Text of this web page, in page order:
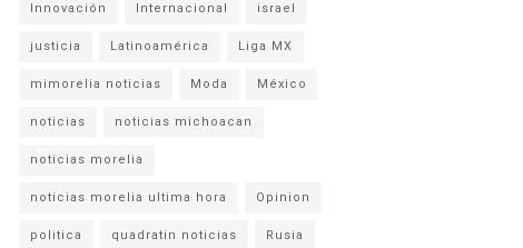
Innovación Internacional israel
justicia Latinoamérica Liga MX
mimorelia noticias Moda México
noticias noticias michoacan
noticias morelia
noticias morelia ultima hora Opinion
politica quadratin noticias Rusia